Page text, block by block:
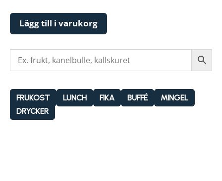
Lägg till i varukorg
FRUKOST LUNCH FIKA BUFFÉ
MINGEL
DRYCKER